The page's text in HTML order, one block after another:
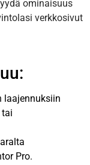
ominaisuus
verkkosivut
laajennuksiin
Pro.